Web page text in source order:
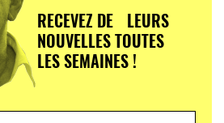
RECEVEZ DE LEURS
NOUVELLES TOUTES
LES SEMAINES !